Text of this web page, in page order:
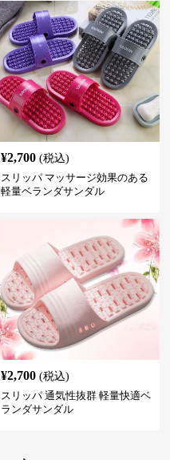
¥2,700 (税込)
スリッパ マッサージ効果のある
軽量ベランダサンダル
¥2,700 (税込)
スリッパ 通気性抜群 軽量快適ベ
ランダサンダル